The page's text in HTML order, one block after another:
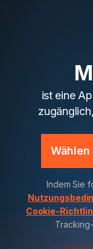
ist eine
Wählen
Indem Sie
Cookie-